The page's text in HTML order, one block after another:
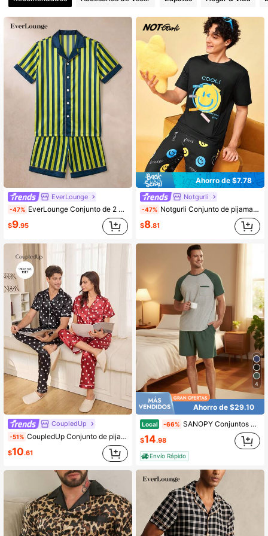
EverLounge
-47% EverLounge Conjunto de 2 piezas para hombre de verano con solapa, estampado de rayas verticales, pecho abierto, manga corta y pantalones cortos, ropa de casa de moda
$9.95
CoupledUp
-51% CoupledUp Conjunto de pijama de manga corta para hombre de seda sintética con lunares
$10.61
Ahorro de $7.78
Notgurli
-47% Notgurli Conjunto de pijama de verano para hombre con estampado, cuello redondo, manga corta, pantalones largos, estilo casual minimalista y cómodo para usar en casa
$8.81
4
Ahorro de $29.10
Local -66% SANOPY Conjuntos de pijama para hombre, pijamas de verano, ropa de dormir ligera, de secado rápido, suave, de manga corta, conjunto para dormir con bolsillo
$14.98
Envío Rápido